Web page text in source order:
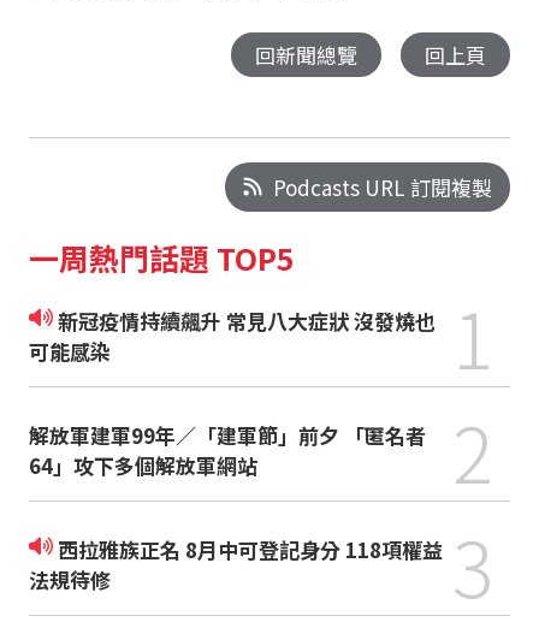
回新聞總覽 回上頁
Podcasts URL 訂閱複製
一周熱門話題 TOP5
新冠疫情持續飆升 常見八大症狀 沒發燒也
可能感染
1
解放軍建軍99年／「建軍節」前夕 「匿名者
64」攻下多個解放軍網站
2
西拉雅族正名 8月中可登記身分 118項權益
法規待修
3